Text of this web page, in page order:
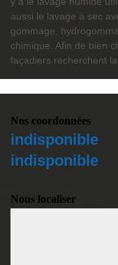
aussi le lavage à sec
gommage,
chimique. Afin de bien
façadiers recherchent
Nos coordonnées
indisponible
indisponible
Nous localiser